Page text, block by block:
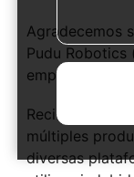
Agradecemos
Pudu Robotics
empresa”).
múltiples
diversas